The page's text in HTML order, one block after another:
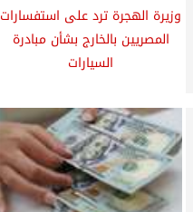
وزيرة الهجرة ترد على استفسارات
المصريين بالخارج بشأن مبادرة
السيارات